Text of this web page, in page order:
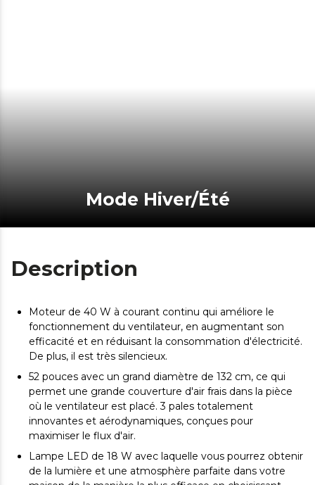
Mode Hiver/Été
Description
Moteur de 40 W à courant continu qui améliore le
fonctionnement du ventilateur, en augmentant son
efficacité et en réduisant la consommation d'électricité.
De plus, il est très silencieux.
52 pouces avec un grand diamètre de 132 cm, ce qui
permet une grande couverture d'air frais dans la pièce
où le ventilateur est placé. 3 pales totalement
innovantes et aérodynamiques, conçues pour
maximiser le flux d'air.
Lampe LED de 18 W avec laquelle vous pourrez obtenir
de la lumière et une atmosphère parfaite dans votre